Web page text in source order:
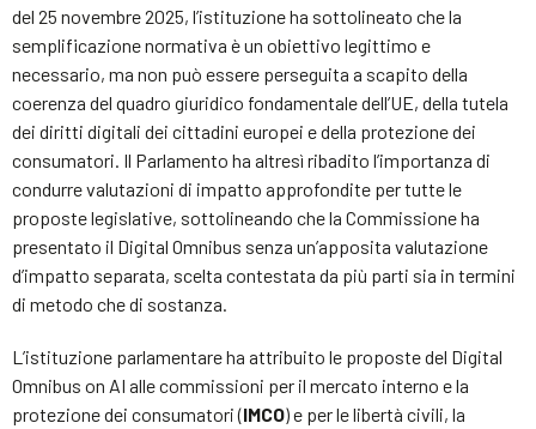
del 25 novembre 2025, l’istituzione ha sottolineato che la
semplificazione normativa è un obiettivo legittimo e
necessario, ma non può essere perseguita a scapito della
coerenza del quadro giuridico fondamentale dell’UE, della tutela
dei diritti digitali dei cittadini europei e della protezione dei
consumatori. Il Parlamento ha altresì ribadito l’importanza di
condurre valutazioni di impatto approfondite per tutte le
proposte legislative, sottolineando che la Commissione ha
presentato il Digital Omnibus senza un’apposita valutazione
d’impatto separata, scelta contestata da più parti sia in termini
di metodo che di sostanza.
L’istituzione parlamentare ha attribuito le proposte del Digital
Omnibus on AI alle commissioni per il mercato interno e la
protezione dei consumatori (IMCO) e per le libertà civili, la